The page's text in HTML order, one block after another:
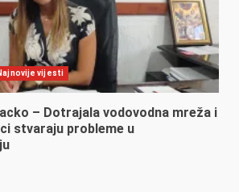
vijesti
– Dotrajala vodovodna mreža i
stvaraju probleme u